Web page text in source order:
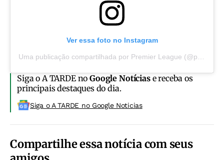
Ver essa foto no Instagram
Siga o A TARDE noGoogle Notíciase receba os
principais destaques do dia.
Siga o A TARDE no Google Noticias
Compartilhe essa notícia com seus